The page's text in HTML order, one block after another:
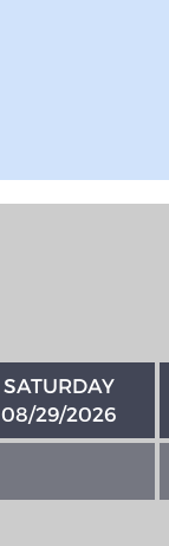
SATURDAY
08/29/2026